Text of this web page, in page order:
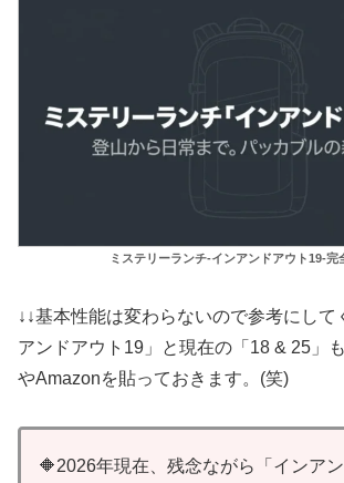
ミステリーランチ-インアンドアウト19-完
↓↓基本性能は変わらないので参考にして
アンドアウト19」と現在の「18 & 25」
やAmazonを貼っておきます。(笑)
🔶2026年現在、残念ながら「インアン